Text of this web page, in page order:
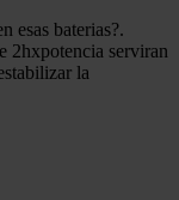
esas baterias?.
2hxpotencia serviran
la